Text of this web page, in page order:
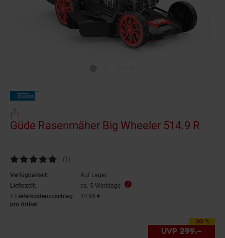
Güde Rasenmäher Big Wheeler 514.9 R
Kundenbewertung: 5 von 5 Sternen
(1 Kundenbewertungen
)
Verfügbarkeit:
Auf Lager
Lieferzeit:
ca. 5 Werktage
+ Lieferkostenzuschlag
pro Artikel
34,95 €
-20 %
Sie Sparen 20 Prozent,
UVP299.–UVP